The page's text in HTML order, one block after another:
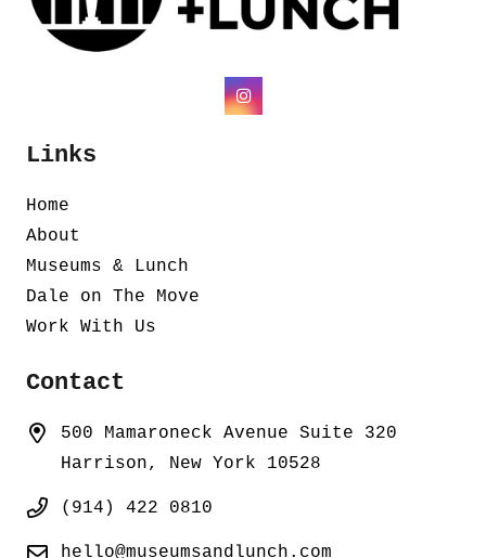
Links
Home
About
Museums & Lunch
Dale on The Move
Work With Us
Contact
500 Mamaroneck Avenue Suite 320
Harrison, New York 10528
(914) 422 0810
hello@museumsandlunch.com